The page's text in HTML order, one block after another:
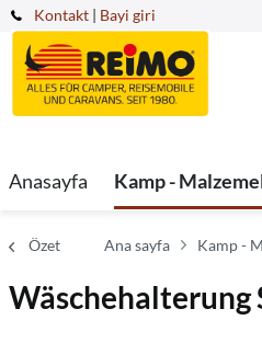
Kontakt | Bayi giri
Anasayfa Kamp -
Özet Ana sayfa Kamp -
Wäschehalterung